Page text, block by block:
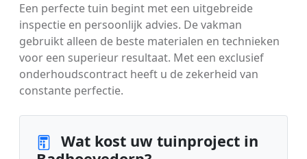
Een perfecte tuin begint met een uitgebreide
inspectie en persoonlijk advies. De vakman
gebruikt alleen de beste materialen en technieken
voor een superieur resultaat. Met een exclusief
onderhoudscontract heeft u de zekerheid van
constante perfectie.
Wat kost uw tuinproject in